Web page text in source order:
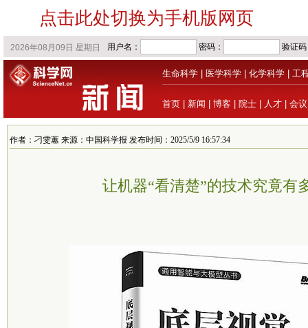
点击此处切换为手机版网页
生命科学 医学科学 化学科学 工
首页 新闻 博客 院士 人才 会议
作者：刁雯蕙 来源：中国科学报 发布时间：2025/5/9 16:57:34
让机器“看清楚”的技术究竟有